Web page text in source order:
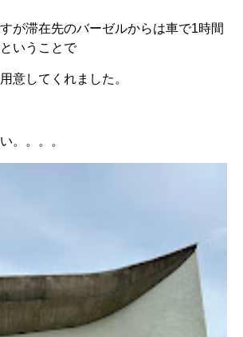
が滞在先のバーゼルからは車で1時間
いうことで
意してくれました。
。。。。